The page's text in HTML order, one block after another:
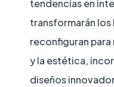
tendencias en
transformarán los
reconfiguran
y la estética,
diseños